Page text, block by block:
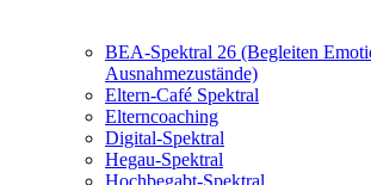
BEA-Spektral 26 (Begleiten
Ausnahmezustände)
Eltern-Café Spektral
Elterncoaching
Digital-Spektral
Hegau-Spektral
Hochbegabt-Spektral